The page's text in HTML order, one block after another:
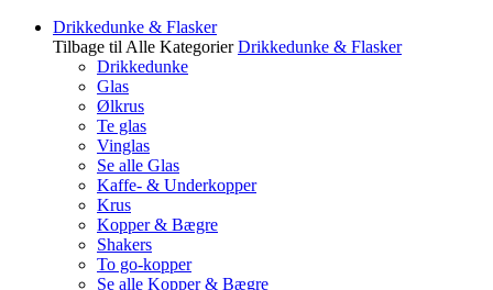
Drikkedunke & Flasker
Tilbage til Alle Kategorier Drikkedunke & Flasker
Drikkedunke
Glas
Ølkrus
Te glas
Vinglas
Se alle Glas
Kaffe- & Underkopper
Krus
Kopper & Bægre
Shakers
To go-kopper
Se alle Kopper & Bægre